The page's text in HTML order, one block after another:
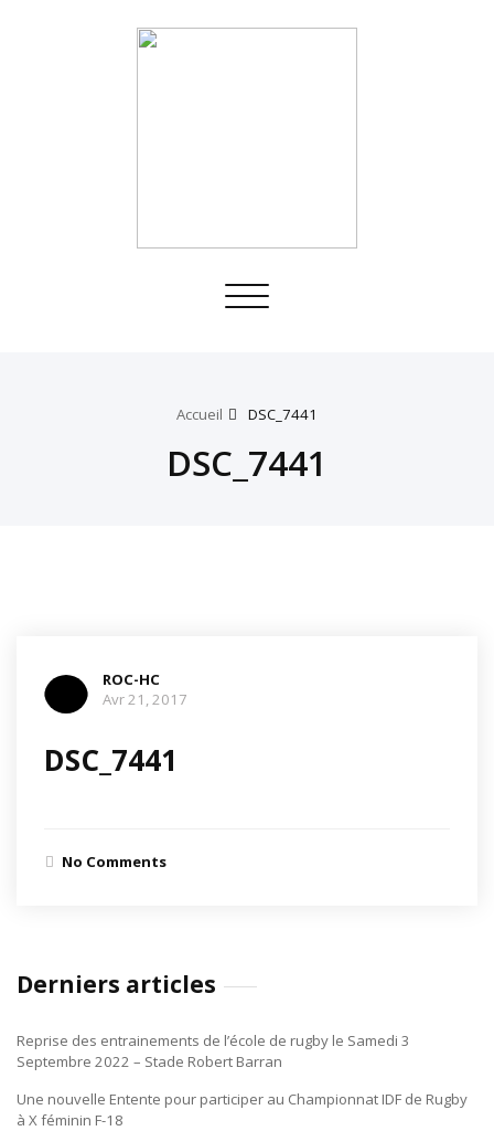
Toggle
Accueil DSC_7441
DSC_7441
ROC-HC
Avr 21, 2017
DSC_7441
No Comments
Derniers articles
Reprise des entrainements de l’école de rugby le Samedi 3
Septembre 2022 – Stade Robert Barran
Une nouvelle Entente pour participer au Championnat IDF de Rugby
à X féminin F-18